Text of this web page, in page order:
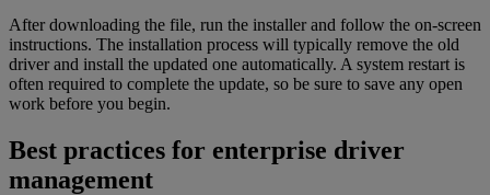
After downloading the file, run the installer and follow the on-screen
instructions. The installation process will typically remove the old
driver and install the updated one automatically. A system restart is
often required to complete the update, so be sure to save any open
work before you begin.
Best practices for enterprise driver
management